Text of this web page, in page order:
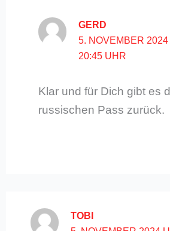
GERD
5. NOVEMBER 2024
20:45 UHR
Klar und für Dich gibt es
russischen Pass zurück.
TOBI